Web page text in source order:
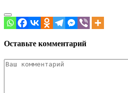
Оставьте комментарий